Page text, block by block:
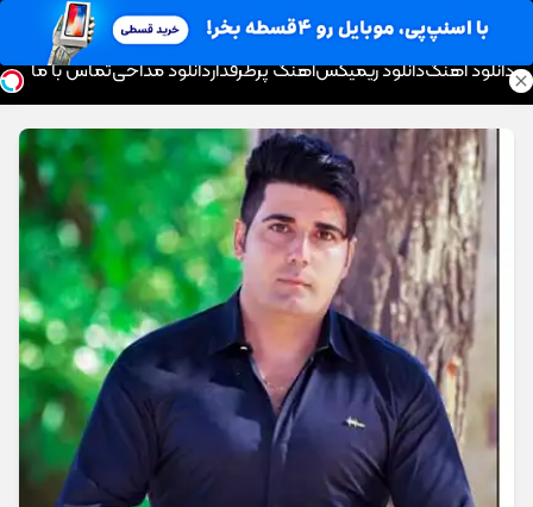
موزیک تار
دانلود آهنگدانلود ریمیکسآهنگ پرطرفداردانلود مداحیتماس با ما